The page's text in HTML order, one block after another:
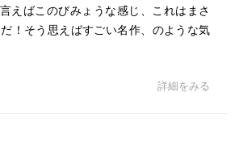
えばこのびみょうな感じ、これはまさ
！そう思えばすごい名作、のような気
詳細をみる